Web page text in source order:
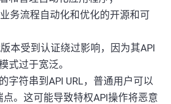
务流程自动化和优化的开源和可
本受到认证绕过影响，因为其API
式过于宽泛。
字符串到API URL，普通用户可以
。这可能导致特权API操作将恶意